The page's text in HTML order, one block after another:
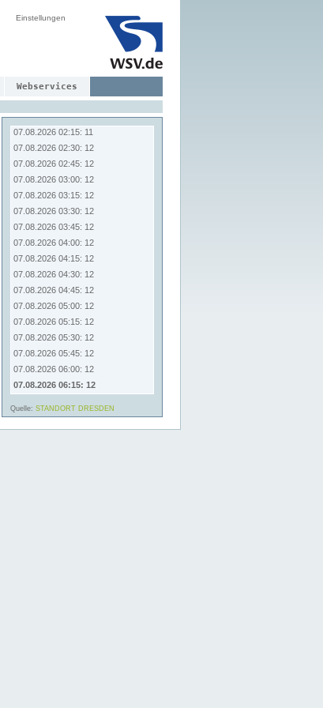
Einstellungen
Webservices
07.08.2026 00:30: 11
07.08.2026 01:30: 11
07.08.2026 01:45: 11
07.08.2026 02:00: 11
07.08.2026 02:15: 11
07.08.2026 02:30: 12
07.08.2026 02:45: 12
07.08.2026 03:00: 12
07.08.2026 03:15: 12
07.08.2026 03:30: 12
07.08.2026 03:45: 12
07.08.2026 04:00: 12
07.08.2026 04:15: 12
07.08.2026 04:30: 12
07.08.2026 04:45: 12
07.08.2026 05:00: 12
07.08.2026 05:15: 12
07.08.2026 05:30: 12
07.08.2026 05:45: 12
07.08.2026 06:00: 12
07.08.2026 06:15: 12
Quelle: STANDORT DRESDEN